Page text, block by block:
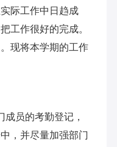
际工作中日趋成
工作很好的完成。
现将本学期的工作
员的考勤登记，
，并尽量加强部门